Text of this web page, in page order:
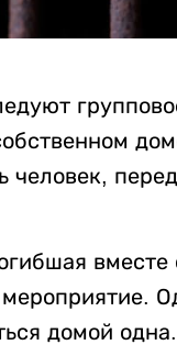
человек,
вместе
домой